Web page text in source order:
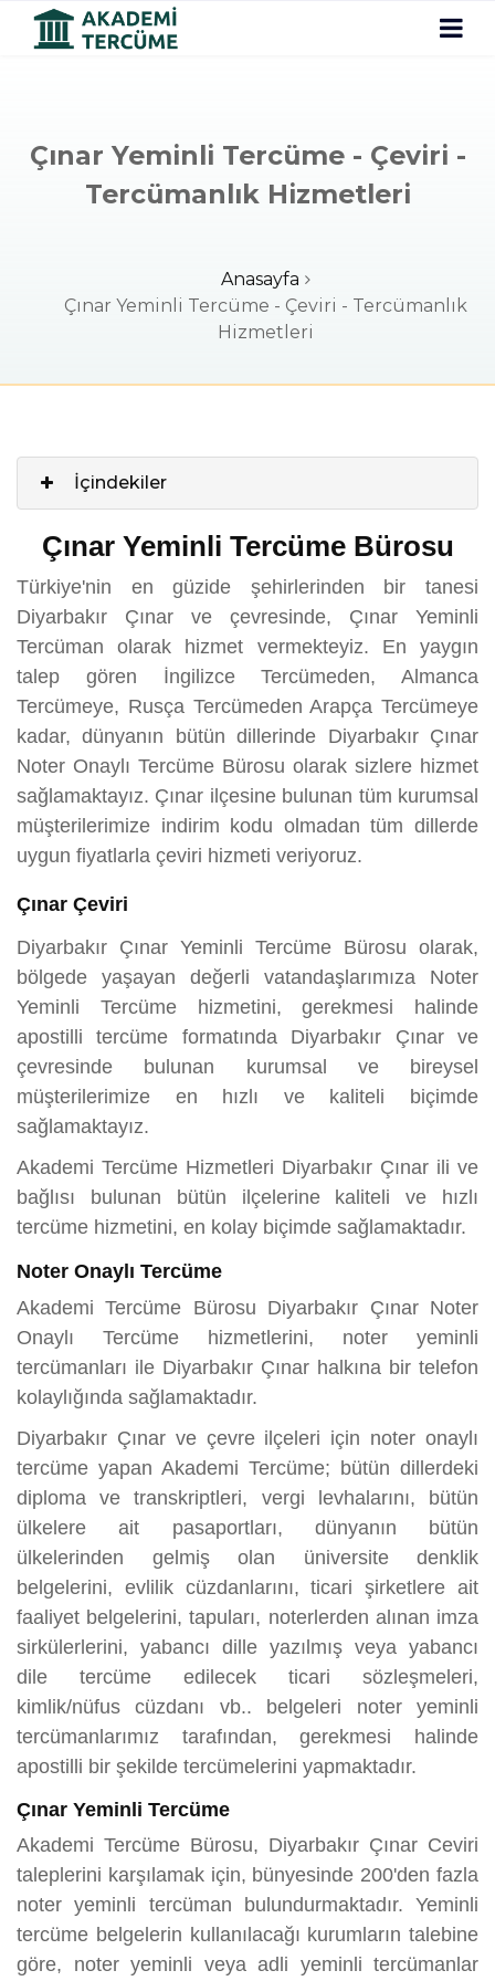
Çınar Yeminli Tercüme - Çeviri -
Tercümanlık Hizmetleri
Anasayfa
Çınar Yeminli Tercüme - Çeviri - Tercümanlık
Hizmetleri
İçindekiler
Çınar Yeminli Tercüme Bürosu
Türkiye'nin en güzide şehirlerinden bir tanesi
Diyarbakır Çınar ve çevresinde, Çınar Yeminli
Tercüman olarak hizmet vermekteyiz. En yaygın
talep gören İngilizce Tercümeden, Almanca
Tercümeye, Rusça Tercümeden Arapça Tercümeye
kadar, dünyanın bütün dillerinde Diyarbakır Çınar
Noter Onaylı Tercüme Bürosu olarak sizlere hizmet
sağlamaktayız. Çınar ilçesine bulunan tüm kurumsal
müşterilerimize indirim kodu olmadan tüm dillerde
uygun fiyatlarla çeviri hizmeti veriyoruz.
Çınar Çeviri
Diyarbakır Çınar Yeminli Tercüme Bürosu olarak,
bölgede yaşayan değerli vatandaşlarımıza Noter
Yeminli Tercüme hizmetini, gerekmesi halinde
apostilli tercüme formatında Diyarbakır Çınar ve
çevresinde bulunan kurumsal ve bireysel
müşterilerimize en hızlı ve kaliteli biçimde
sağlamaktayız.
Akademi Tercüme Hizmetleri Diyarbakır Çınar ili ve
bağlısı bulunan bütün ilçelerine kaliteli ve hızlı
tercüme hizmetini, en kolay biçimde sağlamaktadır.
Noter Onaylı Tercüme
Akademi Tercüme Bürosu Diyarbakır Çınar Noter
Onaylı Tercüme hizmetlerini, noter yeminli
tercümanları ile Diyarbakır Çınar halkına bir telefon
kolaylığında sağlamaktadır.
Diyarbakır Çınar ve çevre ilçeleri için noter onaylı
tercüme yapan Akademi Tercüme; bütün dillerdeki
diploma ve transkriptleri, vergi levhalarını, bütün
ülkelere ait pasaportları, dünyanın bütün
ülkelerinden gelmiş olan üniversite denklik
belgelerini, evlilik cüzdanlarını, ticari şirketlere ait
faaliyet belgelerini, tapuları, noterlerden alınan imza
sirkülerlerini, yabancı dille yazılmış veya yabancı
dile tercüme edilecek ticari sözleşmeleri,
kimlik/nüfus cüzdanı vb.. belgeleri noter yeminli
tercümanlarımız tarafından, gerekmesi halinde
apostilli bir şekilde tercümelerini yapmaktadır.
Çınar Yeminli Tercüme
Akademi Tercüme Bürosu, Diyarbakır Çınar Ceviri
taleplerini karşılamak için, bünyesinde 200'den fazla
noter yeminli tercüman bulundurmaktadır. Yeminli
tercüme belgelerin kullanılacağı kurumların talebine
göre, noter yeminli veya adli yeminli tercümanlar